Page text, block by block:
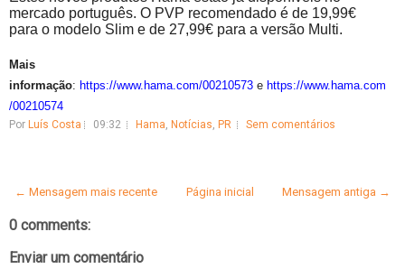
mercado português. O PVP recomendado é de 19,99€
para o modelo Slim e de 27,99€ para a versão Multi.
Mais
informação: https://www.hama.com/00210573 e https://www.hama.com
/00210574
Por Luís Costa 09:32 Hama, Notícias, PR Sem comentários
← Mensagem mais recente Mensagem antiga →
Página inicial
0 comments:
Enviar um comentário